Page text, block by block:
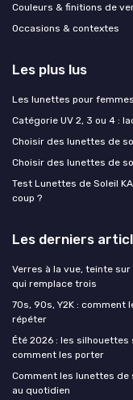
Couleurs & finitions de
Occasions & contextes
Les plus lus
Les lunettes pour
Catégorie UV 2, 3 ou 4 :
Choisir des lunettes de
Choisir des lunettes de
Test Lunettes de Soleil
coup ?
Les derniers
Verres à la vue, teinte
qui remplace trois
70s, 90s, Y2K : comment
répéter
Été 2026 : les
comment les porter
Comment les lunettes
au quotidien